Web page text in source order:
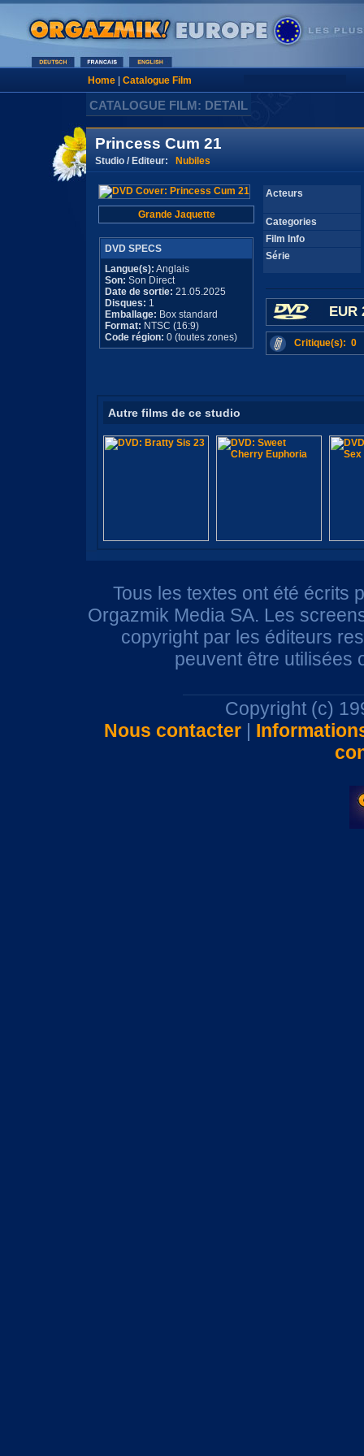
Home| Catalogue Film
CATALOGUE FILM: DETAIL
Princess Cum 21
Studio / Editeur: Nubiles
Grande Jaquette
DVD SPECS
Langue(s): Anglais
Son: Son Direct
Date de sortie: 21.05.2025
Disques: 1
Emballage: Box standard
Format: NTSC (16:9)
Code région: 0 (toutes zones)
Acteurs
Categories
Film Info
Série
EUR
Critique(s): 0
Autre films de ce studio
Tous les textes ont été écrits
Orgazmik Media SA. Les
copyright par les éditeurs
peuvent être utilisées
Copyright (c)
Nous contacter|